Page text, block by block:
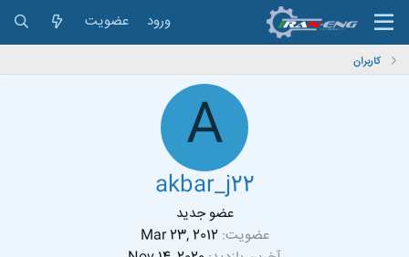
ورود عضویت
کاربران
A
akbar_j22
عضو جدید
عضویت Mar 23, 2012